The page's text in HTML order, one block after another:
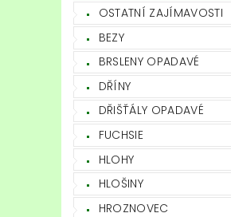
OSTATNÍ ZAJÍMAVOSTI
BEZY
BRSLENY OPADAVÉ
DŘÍNY
DŘIŠŤÁLY OPADAVÉ
FUCHSIE
HLOHY
HLOŠINY
HROZNOVEC